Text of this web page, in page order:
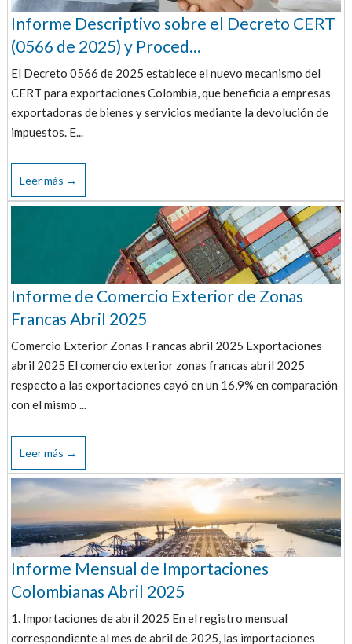
Informe Descriptivo sobre el Decreto CERT
(0566 de 2025) y Proced...
El Decreto 0566 de 2025 establece el nuevo mecanismo del
CERT para exportaciones Colombia, que beneficia a empresas
exportadoras de bienes y servicios mediante la devolución de
impuestos. E...
Leer más →
Informe de Comercio Exterior de Zonas
Francas Abril 2025
Comercio Exterior Zonas Francas abril 2025 Exportaciones
abril 2025 El comercio exterior zonas francas abril 2025
respecto a las exportaciones cayó en un 16,9% en comparación
con el mismo ...
Leer más →
Informe Mensual de Importaciones
Colombianas Abril 2025
1. Importaciones de abril 2025 En el registro mensual
correspondiente al mes de abril de 2025, las importaciones